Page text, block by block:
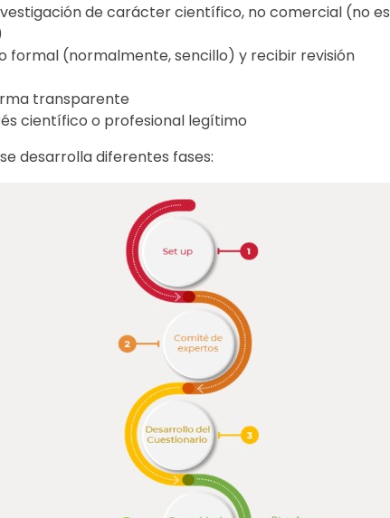
de carácter científico, no comercial (no es
formal (normalmente, sencillo) y recibir revisión
transparente
científico o profesional legítimo
desarrolla diferentes fases: